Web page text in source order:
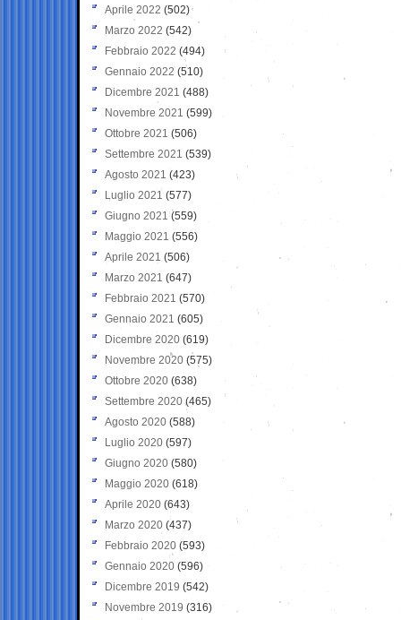
Aprile 2022 (502)
Marzo 2022 (542)
Febbraio 2022 (494)
Gennaio 2022 (510)
Dicembre 2021 (488)
Novembre 2021 (599)
Ottobre 2021 (506)
Settembre 2021 (539)
Agosto 2021 (423)
Luglio 2021 (577)
Giugno 2021(559)
Maggio 2021 (556)
Aprile 2021 (506)
Marzo 2021 (647)
Febbraio 2021 (570)
Gennaio 2021 (605)
Dicembre 2020 (619)
Novembre 2020 (575)
Ottobre 2020 (638)
Settembre 2020(465)
Agosto 2020 (588)
Luglio 2020 (597)
Giugno 2020 (580)
Maggio 2020 (618)
Aprile 2020 (643)
Marzo 2020 (437)
Febbraio 2020 (593)
Gennaio 2020 (596)
Dicembre 2019 (542)
Novembre 2019 (316)